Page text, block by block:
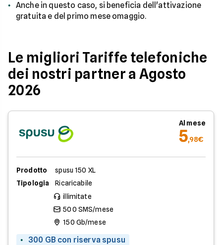
Anche in questo caso, si beneficia dell'attivazione
gratuita e del primo mese omaggio.
Le migliori Tariffe telefoniche
dei nostri partner a Agosto
2026
Al mese
5,98€
Prodotto
spusu 150 XL
Tipologia
Ricaricabile
illimitate
500 SMS/mese
150 Gb/mese
300 GB con riserva spusu